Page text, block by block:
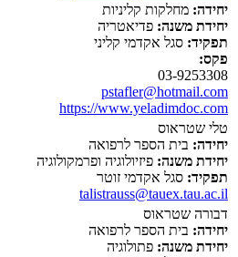
יחידה: מחלקות קליניות
יחידת משנה: פדיאטריה
תפקיד: סגל אקדמי קליני
פקס:
03-9253308
pstafler@hotmail.com
https://www.yeladimdoc.com
טלי שטראוס
יחידה: בית הספר לרפואה
יחידת משנה: פיזיולוגיה ופרמקולוגיה
תפקיד: סגל אקדמי זוטר
talistrauss@tauex.tau.ac.il
דבורה שטראוס
יחידה: בית הספר לרפואה
יחידת משנה: פתולוגיה